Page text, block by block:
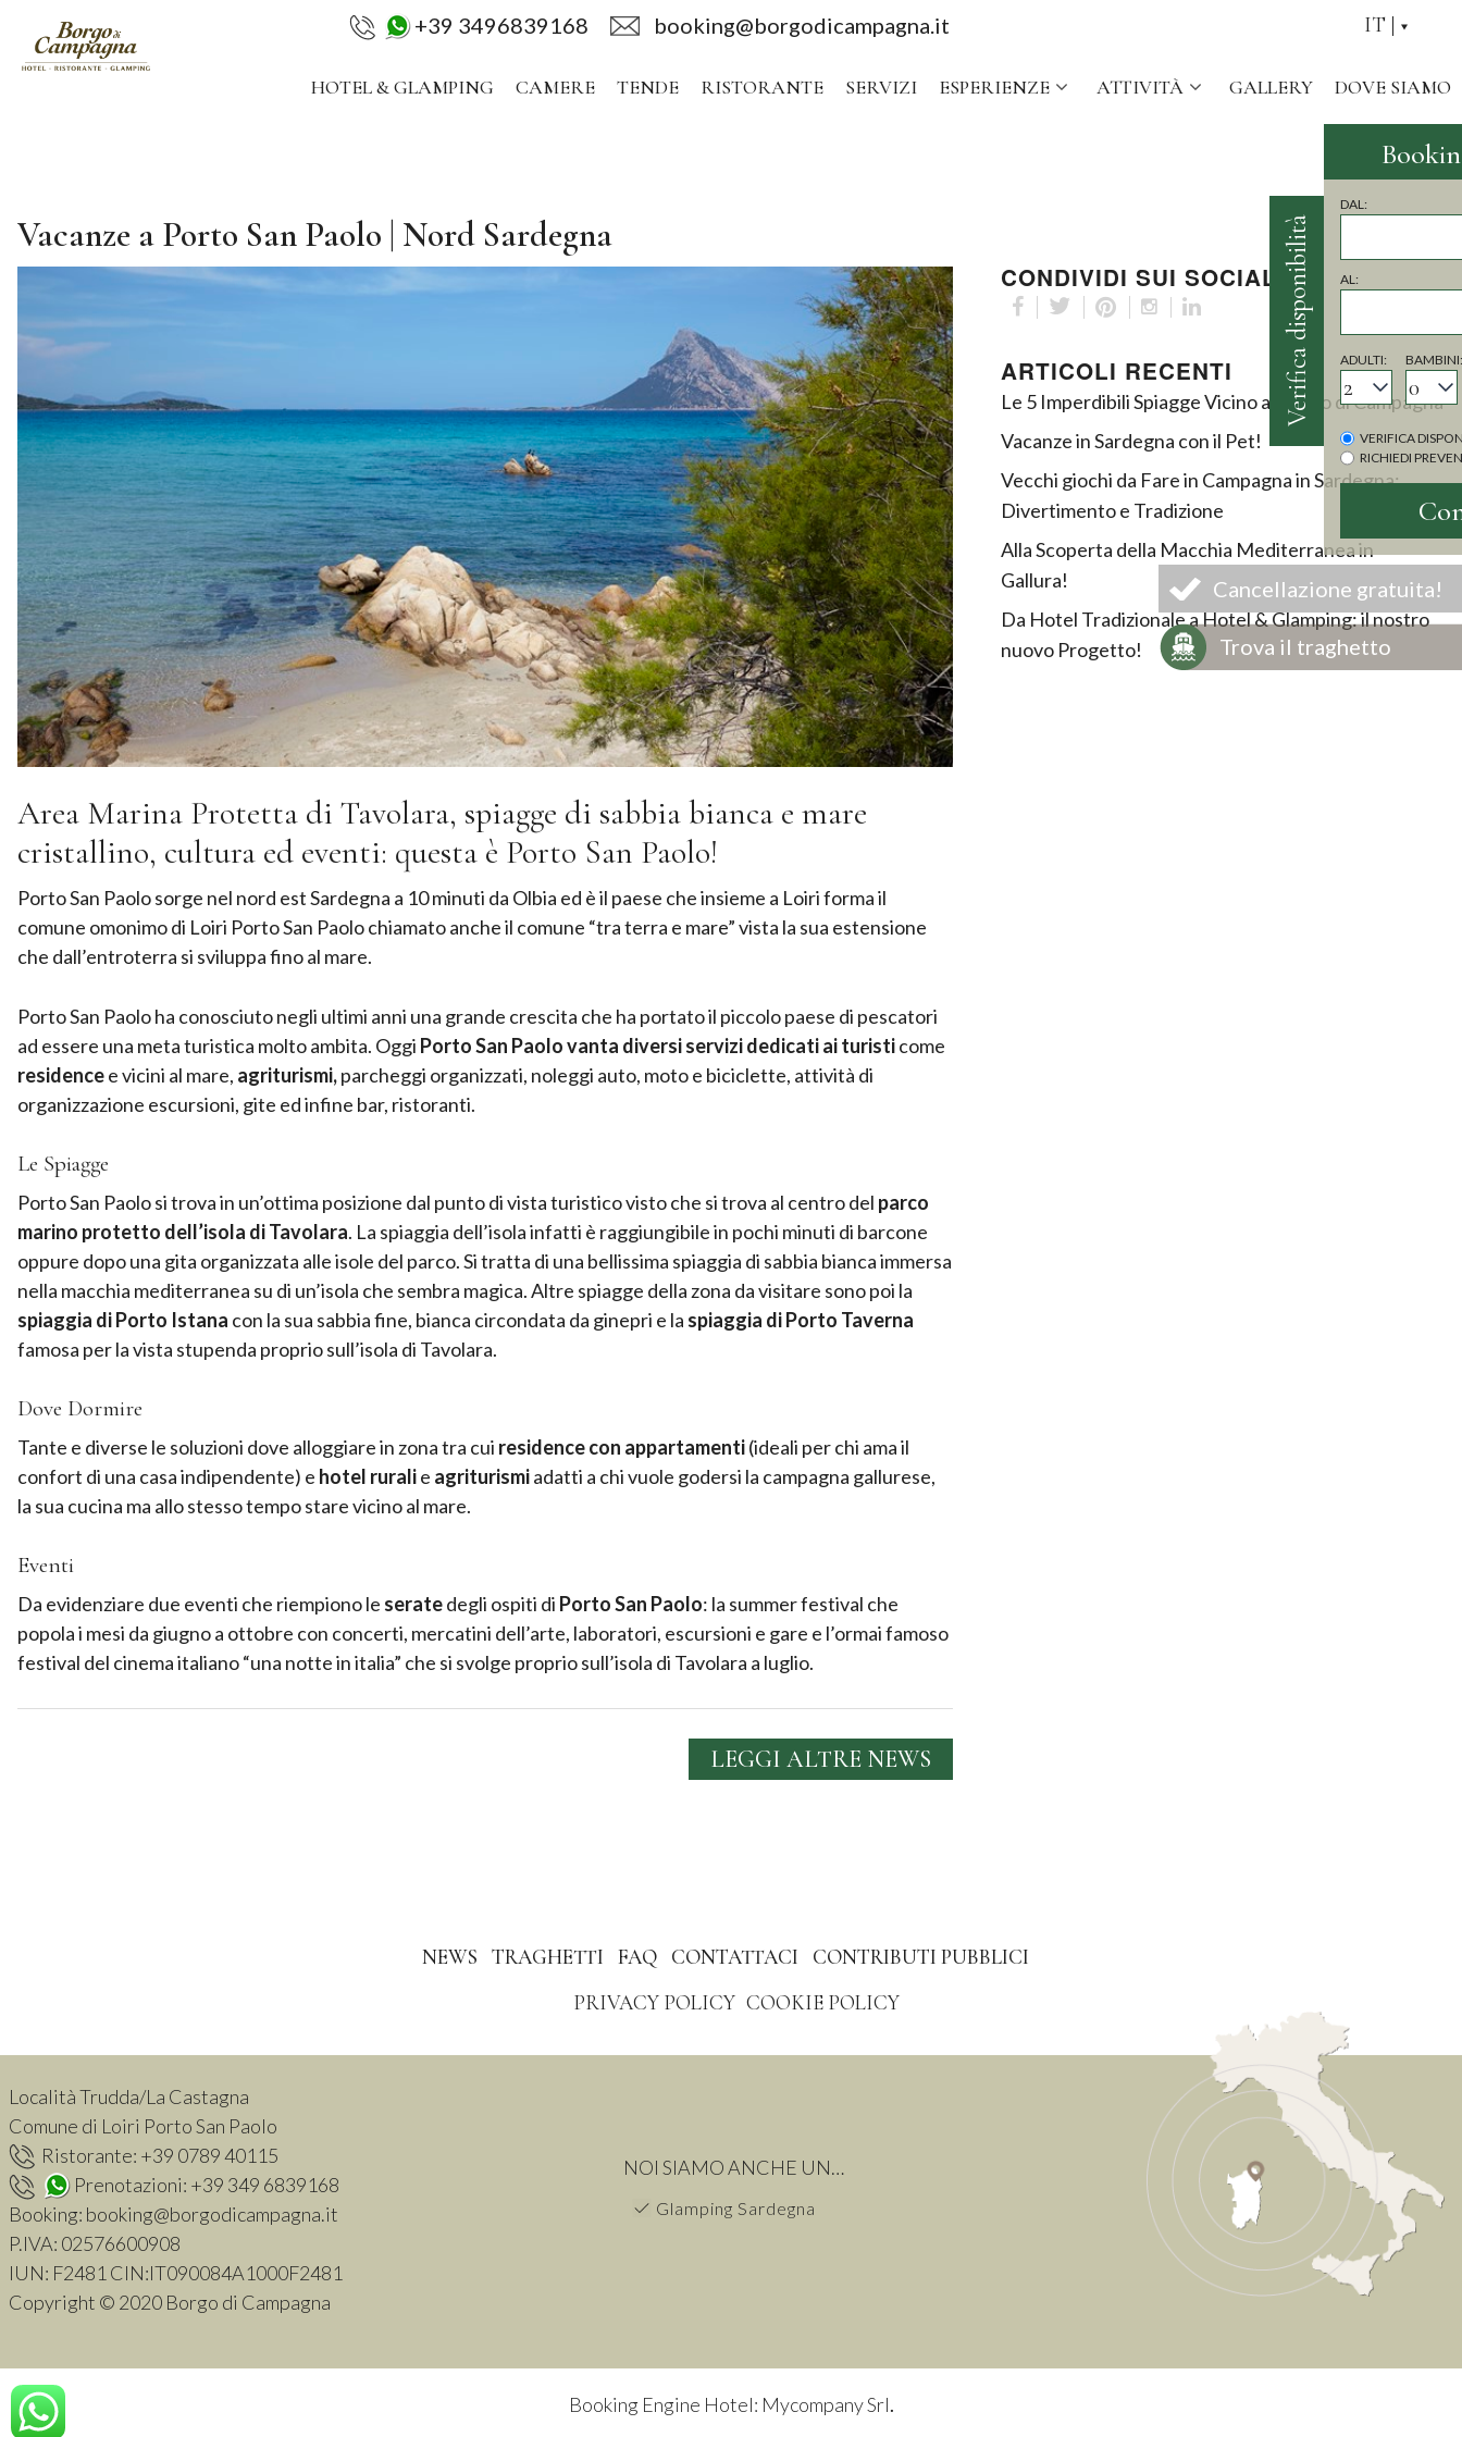
IT
+39 3496839168 booking@borgodicampagna.it
HOTEL & GLAMPING CAMERE TENDE RISTORANTE SERVIZI ESPERIENZE ATTIVITÀ GALLERY DOVE SIAMO
Verifica disponibilità
Cancellazione gratuita!
Trova il traghetto
Vacanze a Porto San Paolo | Nord Sardegna
Area Marina Protetta di Tavolara, spiagge di sabbia bianca e mare
cristallino, cultura ed eventi: questa è Porto San Paolo!
Porto San Paolo sorge nel nord est Sardegna a 10 minuti da Olbia ed è il paese che insieme a Loiri forma il
comune omonimo di Loiri Porto San Paolo chiamato anche il comune “tra terra e mare” vista la sua estensione
che dall’entroterra si sviluppa fino al mare.
Porto San Paolo ha conosciuto negli ultimi anni una grande crescita che ha portato il piccolo paese di pescatori
ad essere una meta turistica molto ambita. Oggi Porto San Paolo vanta diversi servizi dedicati ai turisticome
residencee vicini al mare, agriturismi,parcheggi organizzati, noleggi auto, moto e biciclette, attività di
organizzazione escursioni, gite ed infine bar, ristoranti.
Le Spiagge
Porto San Paolo si trova in un’ottima posizione dal punto di vista turistico visto che si trova al centro del parco
marino protetto dell’isola di Tavolara. La spiaggia dell’isola infatti è raggiungibile in pochi minuti di barcone
oppure dopo una gita organizzata alle isole del parco. Si tratta di una bellissima spiaggia di sabbia bianca immersa
nella macchia mediterranea su di un’isola che sembra magica. Altre spiagge della zona da visitare sono poi la
spiaggia di Porto Istana con la sua sabbia fine, bianca circondata da ginepri e la spiaggia di Porto Taverna
famosa per la vista stupenda proprio sull’isola di Tavolara.
Dove Dormire
Tante e diverse le soluzioni dove alloggiare in zona tra cui residence con appartamenti(ideali per chi ama il
confort di una casa indipendente) e hotel ruralie agriturismiadatti a chi vuole godersi la campagna gallurese,
la sua cucina ma allo stesso tempo stare vicino al mare.
Eventi
Da evidenziare due eventi che riempiono le seratedegli ospiti di Porto San Paolo: la summer festival che
popola i mesi da giugno a ottobre con concerti, mercatini dell’arte, laboratori, escursioni e gare e l’ormai famoso
festival del cinema italiano “una notte in italia” che si svolge proprio sull’isola di Tavolara a luglio.
LEGGI ALTRE NEWS
CONDIVIDI SUI SOCIAL
ARTICOLI RECENTI
Le 5 Imperdibili Spiagge Vicino al Borgo di Campagna
Vacanze in Sardegna con il Pet!
Vecchi giochi da Fare in Campagna in Sardegna:
Divertimento e Tradizione
Alla Scoperta della Macchia Mediterranea in
Gallura!
Da Hotel Tradizionale a Hotel & Glamping: il nostro
nuovo Progetto!
NEWS TRAGHETTI FAQ CONTATTACI
CONTRIBUTI PUBBLICI
PRIVACY POLICY COOKIE POLICY
Località Trudda/La Castagna
Comune di Loiri Porto San Paolo
Ristorante: +39 0789 40115
Prenotazioni: +39 349 6839168
Booking: booking@borgodicampagna.it
P.IVA: 02576600908
IUN: F2481 CIN:IT090084A1000F2481
Copyright © 2020 Borgo di Campagna
NOI SIAMO ANCHE UN…
Glamping Sardegna
Booking Engine Hotel: Mycompany Srl.